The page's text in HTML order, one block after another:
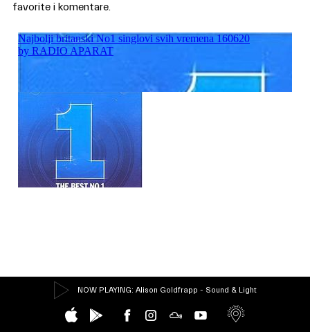
favorite i komentare.
NOW PLAYING: Alison Goldfrapp - Sound & Light